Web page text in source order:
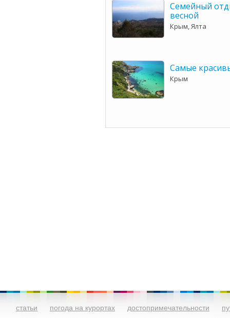
Семейный
весной
Крым, Ялта
Самые
Крым
статьи погода на курортах достопримечательности